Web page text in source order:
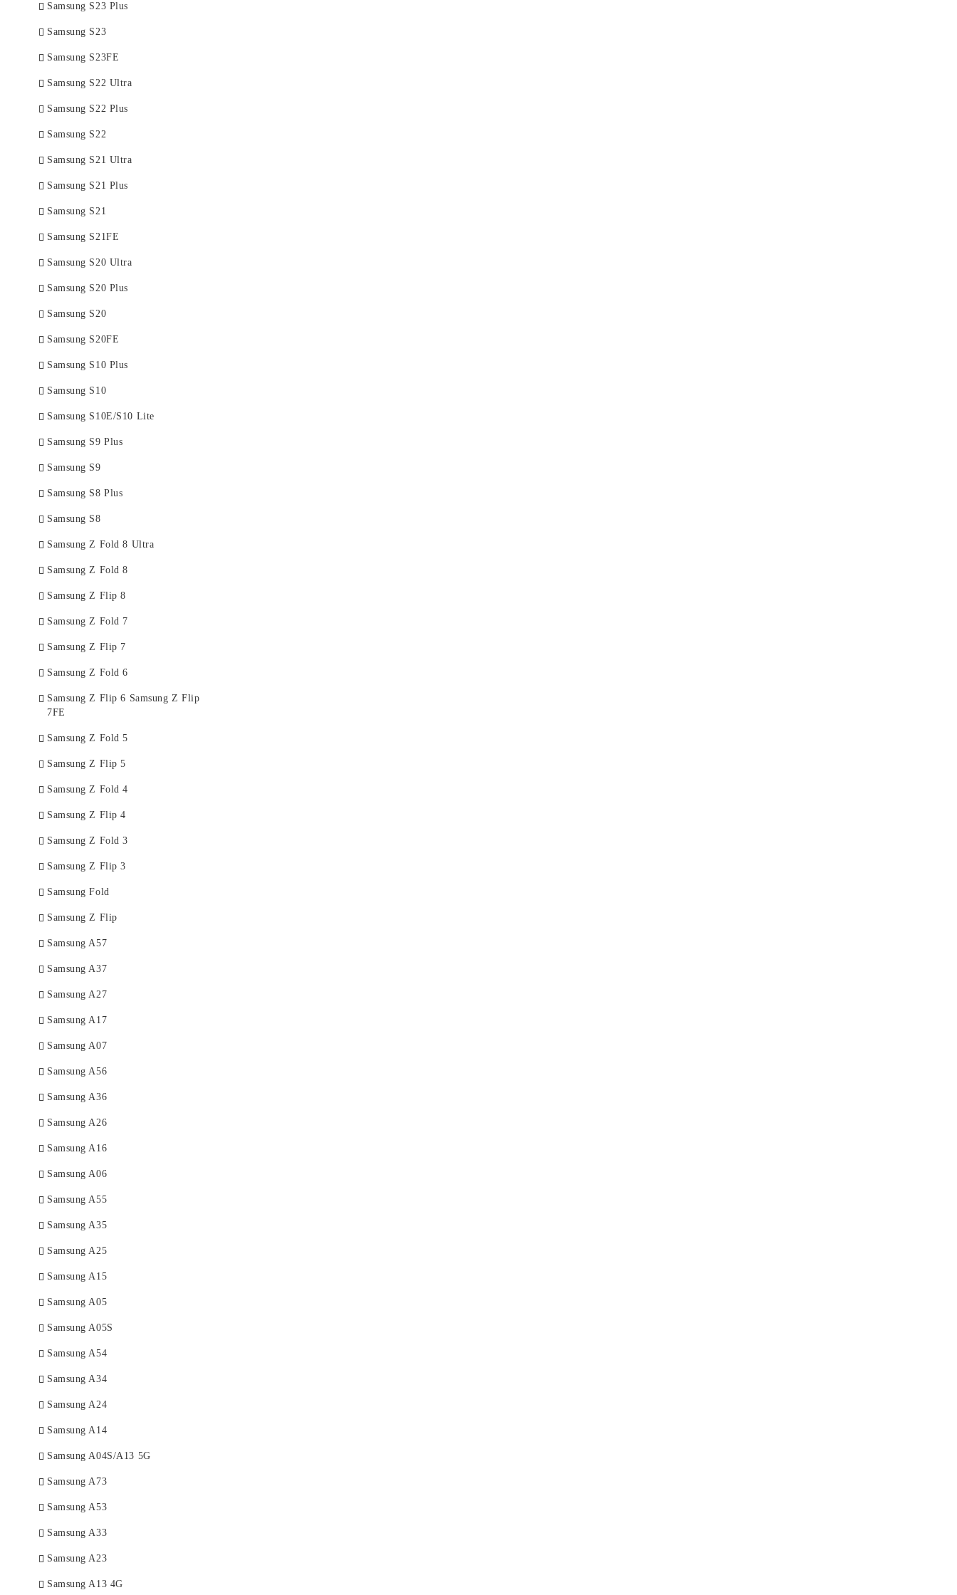
Samsung S23 Plus
Samsung S23
Samsung S23FE
Samsung S22 Ultra
Samsung S22 Plus
Samsung S22
Samsung S21 Ultra
Samsung S21 Plus
Samsung S21
Samsung S21FE
Samsung S20 Ultra
Samsung S20 Plus
Samsung S20
Samsung S20FE
Samsung S10 Plus
Samsung S10
Samsung S10E/S10 Lite
Samsung S9 Plus
Samsung S9
Samsung S8 Plus
Samsung S8
Samsung Z Fold 8 Ultra
Samsung Z Fold 8
Samsung Z Flip 8
Samsung Z Fold 7
Samsung Z Flip 7
Samsung Z Fold 6
Samsung Z Flip 6 Samsung Z Flip
7FE
Samsung Z Fold 5
Samsung Z Flip 5
Samsung Z Fold 4
Samsung Z Flip 4
Samsung Z Fold 3
Samsung Z Flip 3
Samsung Fold
Samsung Z Flip
Samsung A57
Samsung A37
Samsung A27
Samsung A17
Samsung A07
Samsung A56
Samsung A36
Samsung A26
Samsung A16
Samsung A06
Samsung A55
Samsung A35
Samsung A25
Samsung A15
Samsung A05
Samsung A05S
Samsung A54
Samsung A34
Samsung A24
Samsung A14
Samsung A04S/A13 5G
Samsung A73
Samsung A53
Samsung A33
Samsung A23
Samsung A13 4G